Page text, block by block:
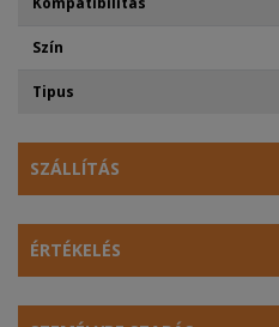
Szín
Tipus
SZÁLLÍTÁS
ÉRTÉKELÉS